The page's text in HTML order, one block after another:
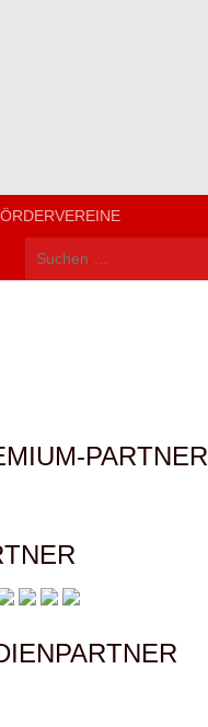
PARTNER